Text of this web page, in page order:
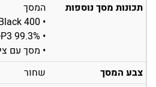
תכונות מסך נוספות
המסך
• VESA HDR TrueBlack 400
• DCI-P3 99.3% (טיפוסי)
• מסך עם
צבע המסך
שחור